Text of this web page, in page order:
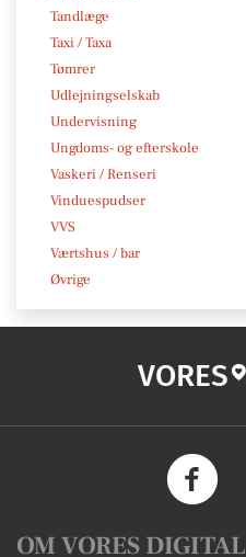
Tandlæge
Taxi / Taxa
Tømrer
Udlejningselskab
Undervisning
Ungdoms- og efterskole
Vaskeri / Renseri
Vinduespudser
VVS
Værtshus / bar
Øvrige
VORES
OM VORES DIGITAL